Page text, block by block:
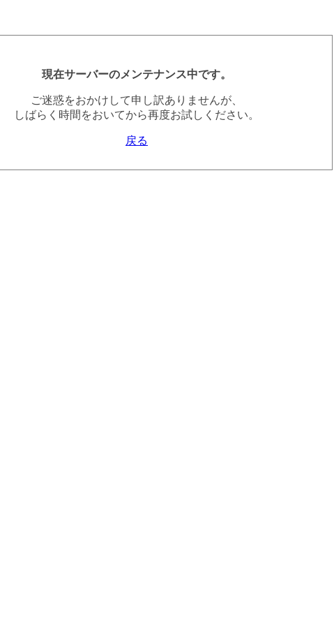
現在サーバーのメンテナンス中です。
ご迷惑をおかけして申し訳ありませんが、
しばらく時間をおいてから再度お試しください。
戻る